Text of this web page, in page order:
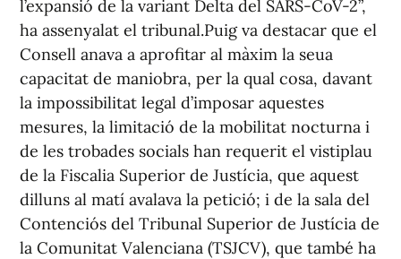
l’expansió de la variant Delta del SARS-CoV-2”,
ha assenyalat el tribunal.Puig va destacar que el
Consell anava a aprofitar al màxim la seua
capacitat de maniobra, per la qual cosa, davant
la impossibilitat legal d’imposar aquestes
mesures, la limitació de la mobilitat nocturna i
de les trobades socials han requerit el vistiplau
de la Fiscalia Superior de Justícia, que aquest
dilluns al matí avalava la petició; i de la sala del
Contenciós del Tribunal Superior de Justícia de
la Comunitat Valenciana (TSJCV), que també ha